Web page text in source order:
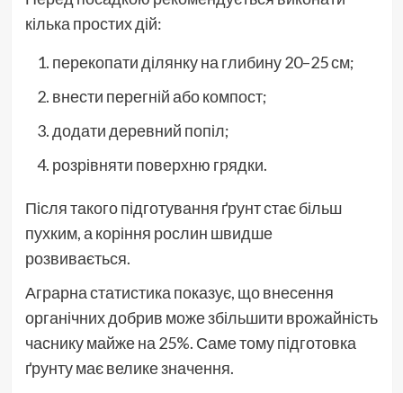
кілька простих дій:
перекопати ділянку на глибину 20–25 см;
внести перегній або компост;
додати деревний попіл;
розрівняти поверхню грядки.
Після такого підготування ґрунт стає більш
пухким, а коріння рослин швидше
розвивається.
Аграрна статистика показує, що внесення
органічних добрив може збільшити врожайність
часнику майже на 25%. Саме тому підготовка
ґрунту має велике значення.